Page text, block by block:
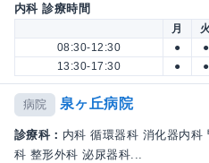
内科 診療時間
月 火
08:30-12:30
● ●
13:30-17:30
● ●
病院 泉ヶ丘病院
診療科： 内科 循環器科 消化器内科
科 整形外科 泌尿器科...